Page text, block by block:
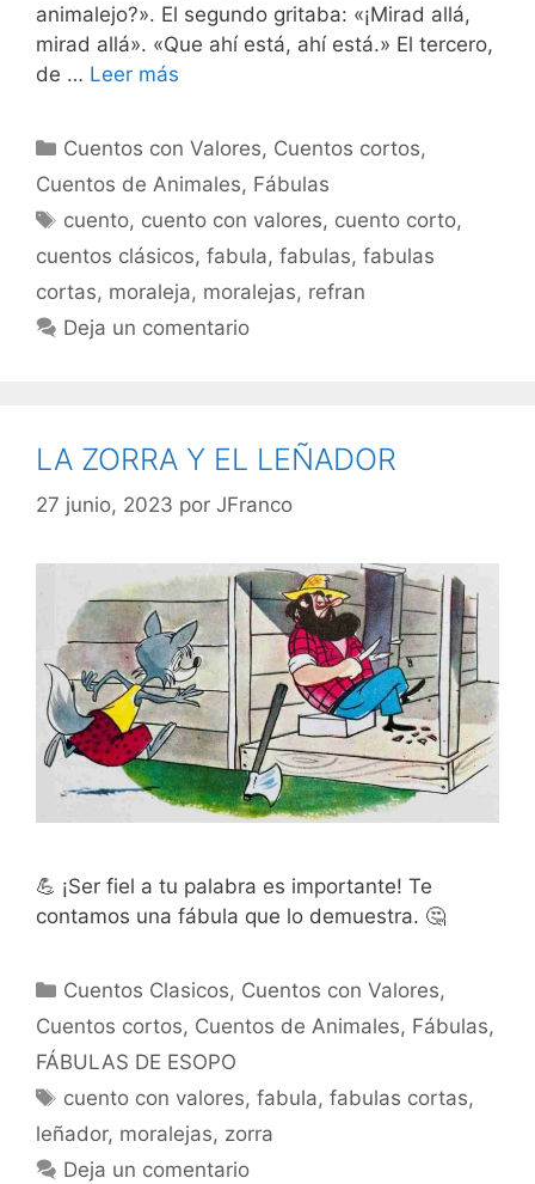
animalejo?». El segundo gritaba: «¡Mirad allá,
mirad allá». «Que ahí está, ahí está.» El tercero,
de … Leer más
Categorías
Cuentos con Valores, Cuentos cortos,
Cuentos de Animales, Fábulas
Etiquetas
cuento, cuento con valores, cuento corto,
cuentos clásicos, fabula, fabulas, fabulas
cortas, moraleja, moralejas, refran
Deja un comentario
LA ZORRA Y EL LEÑADOR
27 junio, 2023 por JFranco
💪 ¡Ser fiel a tu palabra es importante! Te
contamos una fábula que lo demuestra. 🤔
Categorías
Cuentos Clasicos, Cuentos con Valores,
Cuentos cortos, Cuentos de Animales, Fábulas,
FÁBULAS DE ESOPO
Etiquetas
cuento con valores,fabula,fabulas cortas,
leñador, moralejas, zorra
Deja un comentario